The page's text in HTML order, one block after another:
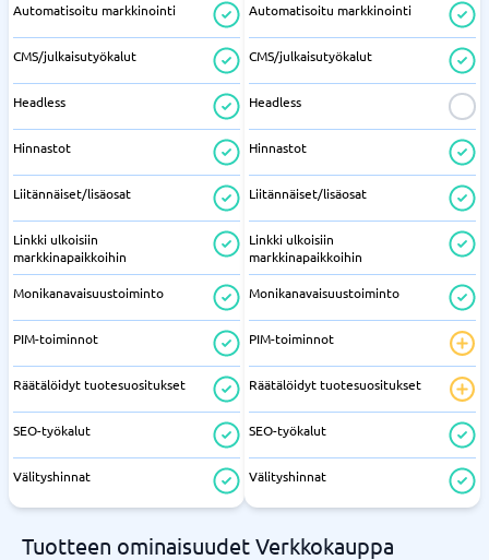
Automatisoitu markkinointi
CMS/julkaisutyökalut
Headless
Hinnastot
Liitännäiset/lisäosat
Linkki ulkoisiin
markkinapaikkoihin
Monikanavaisuustoiminto
PIM-toiminnot
Räätälöidyt tuotesuositukset
SEO-työkalut
Välityshinnat
Automatisoitu markkinointi
CMS/julkaisutyökalut
Headless
Hinnastot
Liitännäiset/lisäosat
Linkki ulkoisiin
markkinapaikkoihin
Monikanavaisuustoiminto
PIM-toiminnot
Räätälöidyt tuotesuositukset
SEO-työkalut
Välityshinnat
Tuotteen ominaisuudet Verkkokauppa